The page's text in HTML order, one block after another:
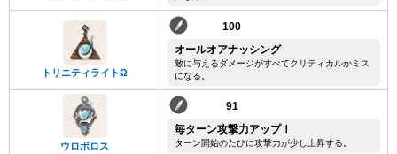
トリニティライトΩ
100
オールオアナッシング
敵に与えるダメージがすべてクリティカルかミス
になる。
ウロボロス
91
毎ターン攻撃力アップⅠ
ターン開始のたびに攻撃力が少し上昇する。